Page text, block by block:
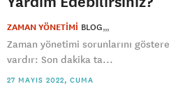
ZAMAN YÖNETİMİ BLOG
Zaman yönetimi sorunlarını
vardır: Son dakika ta...
27 MAYIS 2022, CUMA